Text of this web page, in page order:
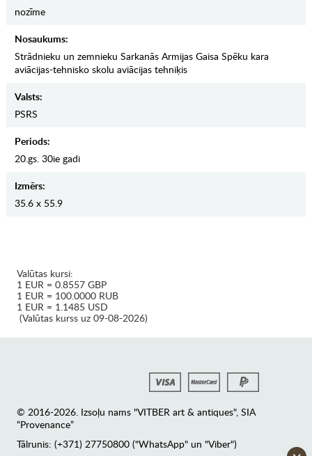
nozīme
Nosaukums:
Strādnieku un zemnieku Sarkanās Armijas Gaisa Spēku kara
aviācijas-tehnisko skolu aviācijas tehniķis
Valsts:
PSRS
Periods:
20.gs. 30ie gadi
Izmērs:
35.6 x 55.9
Valūtas kursi:
1 EUR = 0.8557 GBP
1 EUR = 100.0000 RUB
1 EUR = 1.1485 USD
(Valūtas kurss uz 09-08-2026)
© 2016-2026. Izsoļu nams "VITBER art & antiques", SIA
“Provenance”
Tālrunis: (+371) 27750800 ("WhatsApp" un "Viber")